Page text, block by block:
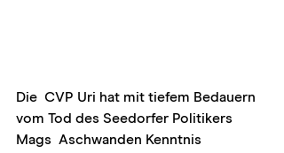
Die  CVP Uri hat mit tiefem Bedauern
vom Tod des Seedorfer Politikers
Mags  Aschwanden Kenntnis